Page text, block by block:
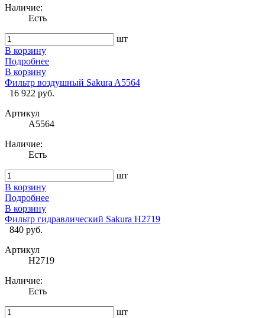
Наличие:
Есть
шт
В корзину
Подробнее
В корзину
Фильтр воздушный Sakura A5564
16 922 руб.
Артикул
A5564
Наличие:
Есть
шт
В корзину
Подробнее
В корзину
Фильтр гидравлический Sakura H2719
840 руб.
Артикул
H2719
Наличие:
Есть
шт